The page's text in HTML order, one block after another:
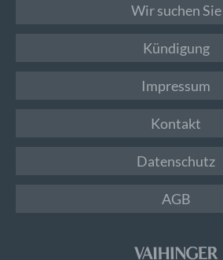
Wir suchen Sie
Kündigung
Impressum
Kontakt
Datenschutz
AGB